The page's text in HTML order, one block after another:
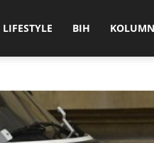
LIFESTYLE BIH